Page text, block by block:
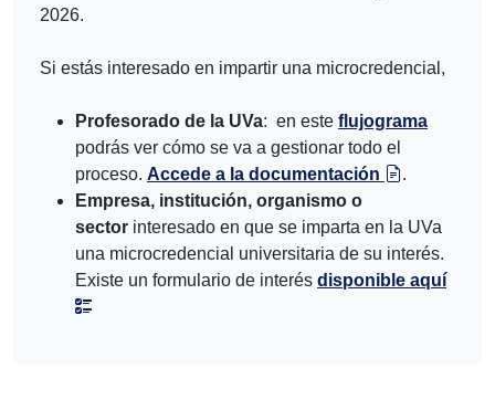
2026.
Si estás interesado en impartir una microcredencial,
Profesorado de la UVa: en este flujograma
podrás ver cómo se va a gestionar todo el
proceso. Accede a la documentación
.
Empresa, institución, organismo o
sector interesado en que se imparta en la UVa
una microcredencial universitaria de su interés.
Existe un formulario de interés disponible aquí